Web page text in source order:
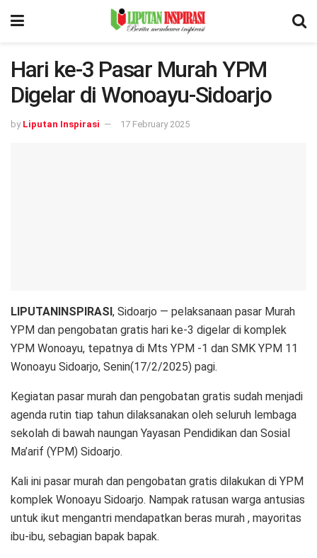
Hari ke-3 Pasar Murah YPM
Digelar di Wonoayu-Sidoarjo
by Liputan Inspirasi 17 February 2025
LIPUTANINSPIRASI, Sidoarjo — pelaksanaan pasar Murah
YPM dan pengobatan gratis hari ke-3 digelar di komplek
YPM Wonoayu, tepatnya di Mts YPM -1 dan SMK YPM 11
Wonoayu Sidoarjo, Senin(17/2/2025) pagi.
Kegiatan pasar murah dan pengobatan gratis sudah menjadi
agenda rutin tiap tahun dilaksanakan oleh seluruh lembaga
sekolah di bawah naungan Yayasan Pendidikan dan Sosial
Ma’arif (YPM) Sidoarjo.
Kali ini pasar murah dan pengobatan gratis dilakukan di YPM
komplek Wonoayu Sidoarjo. Nampak ratusan warga antusias
untuk ikut mengantri mendapatkan beras murah , mayoritas
ibu-ibu, sebagian bapak bapak.